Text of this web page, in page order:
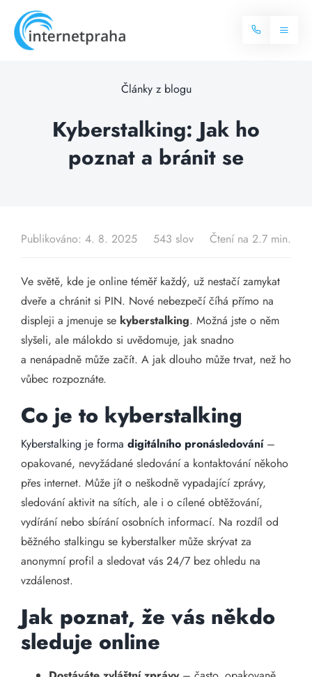
content
Toggle
Internet
Balíčky internetu
Televize
Blog
Kontakt
Články z blogu
Kyberstalking: Jak ho
poznat a bránit se
Publikováno: 4. 8. 2025 543 slov Čtení na 2.7 min.
Ve světě, kde je online téměř každý, už nestačí zamykat
dveře a chránit si PIN. Nové nebezpečí číhá přímo na
displeji a jmenuje se kyberstalking. Možná jste o něm
slyšeli, ale málokdo si uvědomuje, jak snadno
a nenápadně může začít. A jak dlouho může trvat, než ho
vůbec rozpoznáte.
Co je to kyberstalking
Kyberstalking je forma digitálního pronásledování–
opakované, nevyžádané sledování a kontaktování někoho
přes internet. Může jít o neškodně vypadající zprávy,
sledování aktivit na sítích, ale i o cílené obtěžování,
vydírání nebo sbírání osobních informací. Na rozdíl od
běžného stalkingu se kyberstalker může skrývat za
anonymní profil a sledovat vás 24/7 bez ohledu na
vzdálenost.
Jak poznat, že vás někdo
sleduje online